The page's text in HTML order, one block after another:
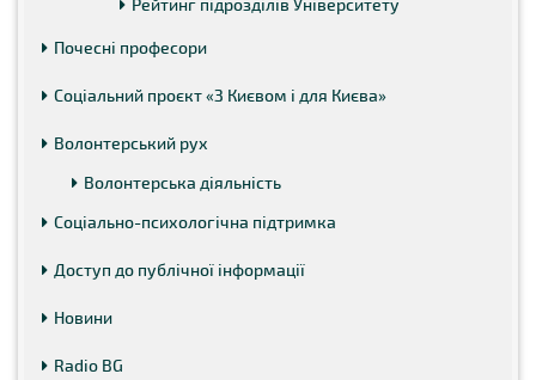
Рейтинг підрозділів Університету
Почесні професори
Соціальний проєкт «З Києвом і для Києва»
Волонтерський рух
Волонтерська діяльність
Соціально-психологічна підтримка
Доступ до публічної інформації
Новини
Radio BG